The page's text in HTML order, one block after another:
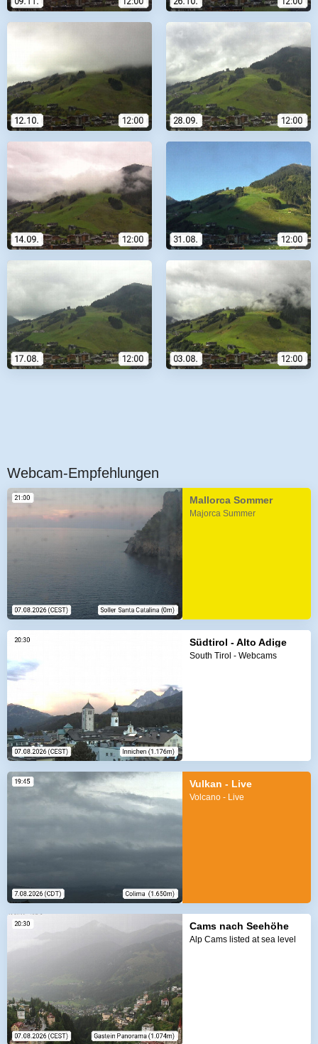
Webcam-Empfehlungen
Mallorca Sommer
Majorca Summer
Südtirol - Alto Adige
South Tirol - Webcams
Vulkan - Live
Volcano - Live
Cams nach Seehöhe
Alp Cams listed at sea level